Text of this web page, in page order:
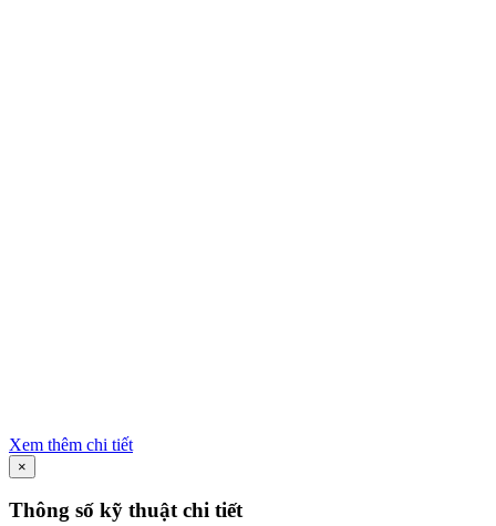
Xem thêm chi tiết
×
Thông số kỹ thuật chi tiết